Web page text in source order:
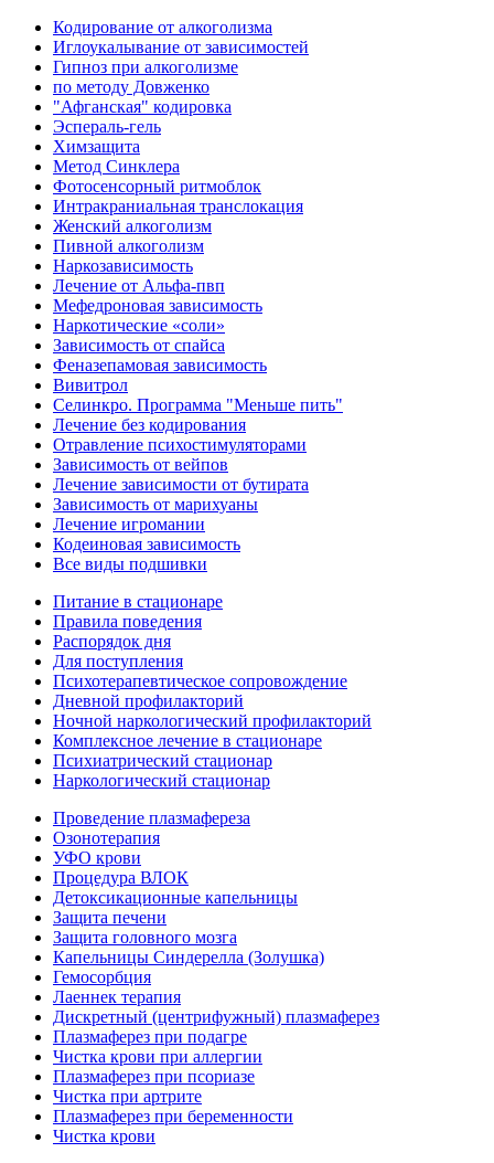
Кодирование от алкоголизма
Иглоукалывание от зависимостей
Гипноз при алкоголизме
по методу Довженко
"Афганская" кодировка
Эспераль-гель
Химзащита
Метод Синклера
Фотосенсорный ритмоблок
Интракраниальная транслокация
Женский алкоголизм
Пивной алкоголизм
Наркозависимость
Лечение от Альфа-пвп
Мефедроновая зависимость
Наркотические «соли»
Зависимость от спайса
Феназепамовая зависимость
Вивитрол
Селинкро. Программа "Меньше пить"
Лечение без кодирования
Отравление психостимуляторами
Зависимость от вейпов
Лечение зависимости от бутирата
Зависимость от марихуаны
Лечение игромании
Кодеиновая зависимость
Все виды подшивки
Питание в стационаре
Правила поведения
Распорядок дня
Для поступления
Психотерапевтическое сопровождение
Дневной профилакторий
Ночной наркологический профилакторий
Комплексное лечение в стационаре
Психиатрический стационар
Наркологический стационар
Проведение плазмафереза
Озонотерапия
УФО крови
Процедура ВЛОК
Детоксикационные капельницы
Защита печени
Защита головного мозга
Капельницы Синдерелла (Золушка)
Гемосорбция
Лаеннек терапия
Дискретный (центрифужный) плазмаферез
Плазмаферез при подагре
Чистка крови при аллергии
Плазмаферез при псориазе
Чистка при артрите
Плазмаферез при беременности
Чистка крови